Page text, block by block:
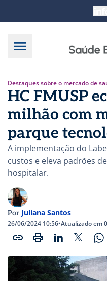
Destaques sobre o mercado de
HC FMUSP
milhão com
parque
A implementação do
custos e eleva padrões
hospitalar.
Por Juliana Santos
26/06/2024 10:56•Atualizado em